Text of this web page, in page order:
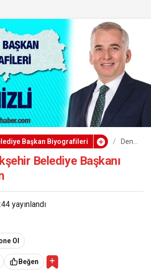
Başkan Biyografileri
Deniz
Belediye Başkanı
yayınlandı
Ol
Beğen